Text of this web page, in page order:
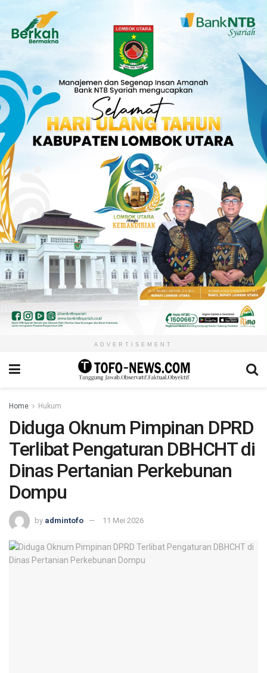
ADVERTISEMENT
Home Hukum
Diduga Oknum Pimpinan DPRD
Terlibat Pengaturan DBHCHT di
Dinas Pertanian Perkebunan
Dompu
by admintofo 11 Mei 2026